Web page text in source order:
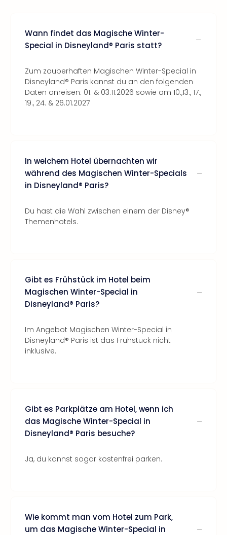
Wann findet das Magische Winter-
Special in Disneyland® Paris statt?
Zum zauberhaften Magischen Winter-Special in
Disneyland® Paris kannst du an den folgenden
Daten anreisen: 01. & 03.11.2026 sowie am 10.,13., 17.,
19., 24. & 26.01.2027
In welchem Hotel übernachten wir
während des Magischen Winter-Specials
in Disneyland® Paris?
Du hast die Wahl zwischen einem der Disney®
Themenhotels.
Gibt es Frühstück im Hotel beim
Magischen Winter-Special in
Disneyland® Paris?
Im Angebot Magischen Winter-Special in
Disneyland® Paris ist das Frühstück nicht
inklusive.
Gibt es Parkplätze am Hotel, wenn ich
das Magische Winter-Special in
Disneyland® Paris besuche?
Ja, du kannst sogar kostenfrei parken.
Wie kommt man vom Hotel zum Park,
um das Magische Winter-Special in